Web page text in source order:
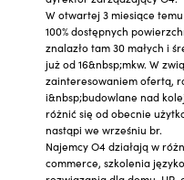
W otwartej 3 miesiące
100% dostępnych
znalazło tam 30 małych i
już od 16&nbsp;mkw. W
zainteresowaniem ofertą,
i&nbsp;budowlane nad
różnić się od obecnie
nastąpi we wrześniu br.
Najemcy O4 działają w
commerce, szkolenia